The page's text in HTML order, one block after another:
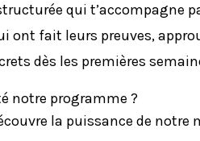
qui t’accompagne
ont fait leurs preuves,
dès les premières
notre programme ?
la puissance de notre